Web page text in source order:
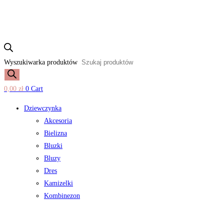
Wyszukiwarka produktów
0,00 zł 0 Cart
Dziewczynka
Akcesoria
Bielizna
Bluzki
Bluzy
Dres
Kamizelki
Kombinezon